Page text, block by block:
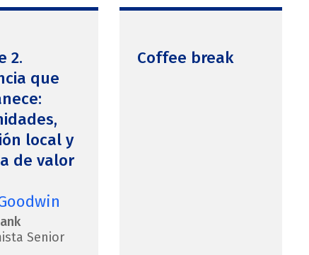
2.
que
local y
de valor
Senior
Coffee break